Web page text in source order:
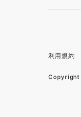
利用規約